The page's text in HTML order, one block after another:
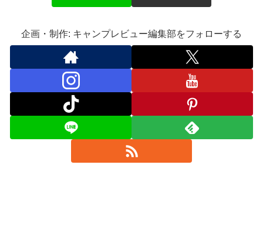
企画・制作: キャンプレビュー編集部をフォローする